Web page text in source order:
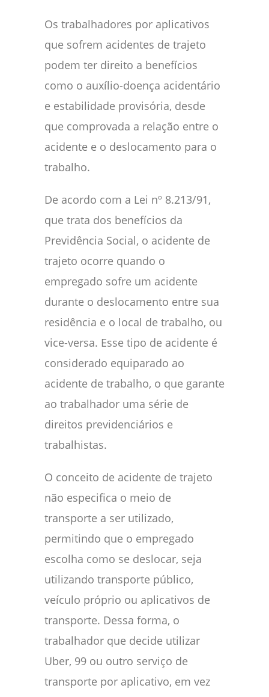
Os trabalhadores por aplicativos
que sofrem acidentes de trajeto
podem ter direito a benefícios
como o auxílio-doença acidentário
e estabilidade provisória, desde
que comprovada a relação entre o
acidente e o deslocamento para o
trabalho.
De acordo com a Lei nº 8.213/91,
que trata dos benefícios da
Previdência Social, o acidente de
trajeto ocorre quando o
empregado sofre um acidente
durante o deslocamento entre sua
residência e o local de trabalho, ou
vice-versa. Esse tipo de acidente é
considerado equiparado ao
acidente de trabalho, o que garante
ao trabalhador uma série de
direitos previdenciários e
trabalhistas.
O conceito de acidente de trajeto
não especifica o meio de
transporte a ser utilizado,
permitindo que o empregado
escolha como se deslocar, seja
utilizando transporte público,
veículo próprio ou aplicativos de
transporte. Dessa forma, o
trabalhador que decide utilizar
Uber, 99 ou outro serviço de
transporte por aplicativo, em vez